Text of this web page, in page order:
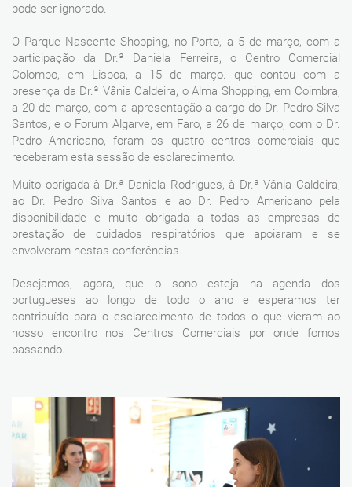
pode ser ignorado.
O Parque Nascente Shopping, no Porto, a 5 de março, com a
participação da Dr.ª Daniela Ferreira, o Centro Comercial
Colombo, em Lisboa, a 15 de março. que contou com a
presença da Dr.ª Vânia Caldeira, o Alma Shopping, em Coimbra,
a 20 de março, com a apresentação a cargo do Dr. Pedro Silva
Santos, e o Forum Algarve, em Faro, a 26 de março, com o Dr.
Pedro Americano, foram os quatro centros comerciais que
receberam esta sessão de esclarecimento.
Muito obrigada à Dr.ª Daniela Rodrigues, à Dr.ª Vânia Caldeira,
ao Dr. Pedro Silva Santos e ao Dr. Pedro Americano pela
disponibilidade e muito obrigada a todas as empresas de
prestação de cuidados respiratórios que apoiaram e se
envolveram nestas conferências.
Desejamos, agora, que o sono esteja na agenda dos
portugueses ao longo de todo o ano e esperamos ter
contribuído para o esclarecimento de todos o que vieram ao
nosso encontro nos Centros Comerciais por onde fomos
passando.